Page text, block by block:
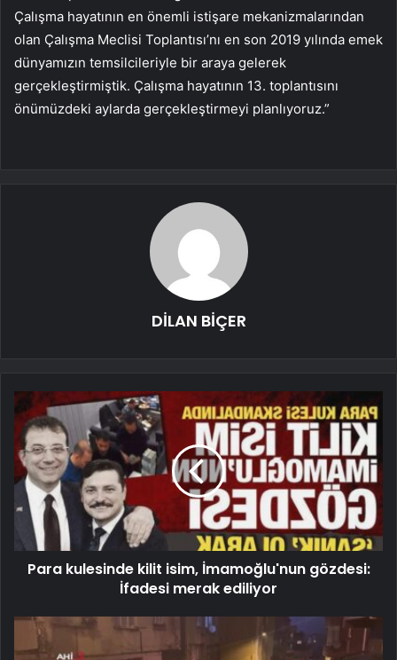
Çalışma hayatının en önemli istişare mekanizmalarından
olan Çalışma Meclisi Toplantısı’nı en son 2019 yılında emek
dünyamızın temsilcileriyle bir araya gelerek
gerçekleştirmiştik. Çalışma hayatının 13. toplantısını
önümüzdeki aylarda gerçekleştirmeyi planlıyoruz.”
DİLAN BİÇER
Para kulesinde kilit isim, İmamoğlu'nun gözdesi:
İfadesi merak ediliyor